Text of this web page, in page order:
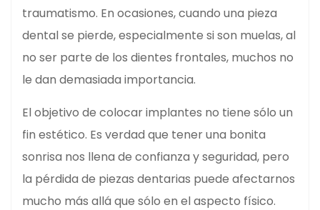
traumatismo. En ocasiones, cuando una pieza
dental se pierde, especialmente si son muelas, al
no ser parte de los dientes frontales, muchos no
le dan demasiada importancia.
El objetivo de colocar implantes no tiene sólo un
fin estético. Es verdad que tener una bonita
sonrisa nos llena de confianza y seguridad, pero
la pérdida de piezas dentarias puede afectarnos
mucho más allá que sólo en el aspecto físico.